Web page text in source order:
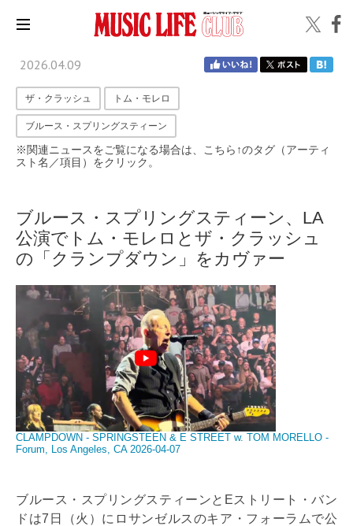
2026.04.09
ザ・クラッシュ トム・モレロ
ブルース・スプリングスティーン
※関連ニュースをご覧になる場合は、こちら↑のタグ（アーティ
スト名／項目）をクリック。
ブルース・スプリングスティーン、LA
公演でトム・モレロとザ・クラッシュ
の「クランプダウン」をカヴァー
CLAMPDOWN - SPRINGSTEEN & E STREET w. TOM MORELLO -
Forum, Los Angeles, CA 2026-04-07
ブルース・スプリングスティーンとEストリート・バン
ドは7日（火）にロサンゼルスのキア・フォーラムで公